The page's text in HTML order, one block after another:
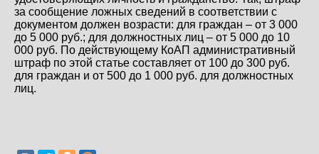
за сообщение ложных сведений в соответствии с
документом должен возрасти: для граждан – от 3 000
до 5 000 руб.; для должностных лиц – от 5 000 до 10
000 руб. По действующему КоАП административный
штраф по этой статье составляет от 100 до 300 руб.
для граждан и от 500 до 1 000 руб. для должностных
лиц.